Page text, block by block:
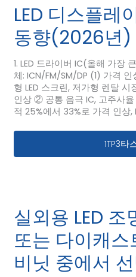
LED 디스플레
동향(2026년)
1. LED 드라이버 IC(올해 가장
체: ICN/FM/SM/DP (1) 가격
형 LED 스크린, 저가형 렌탈
인상 ② 공통 음극 IC, 고주사
적 25%에서 33%로 가격 인상,
LED 디
1TP3타
실외용 LED 조
또는 다이캐
비닛 중에서